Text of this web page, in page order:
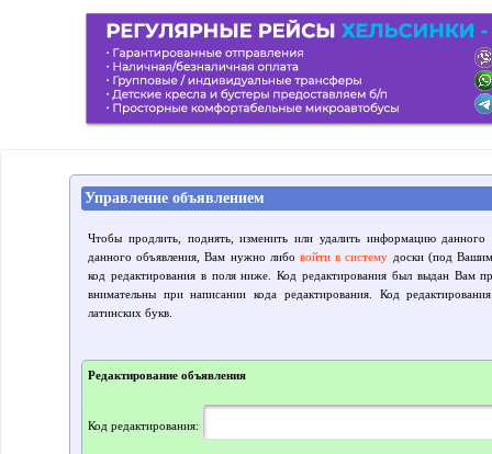
Управление объявлением
Чтобы продлить, поднять, изменить или удалить информацию
данного объявления, Вам нужно либо войти в систему доски (под
код редактирования в поля ниже. Код редактирования был выдан Вам
внимательны при написании кода редактирования. Код
латинских букв.
Редактирование объявления
Код редактирования: